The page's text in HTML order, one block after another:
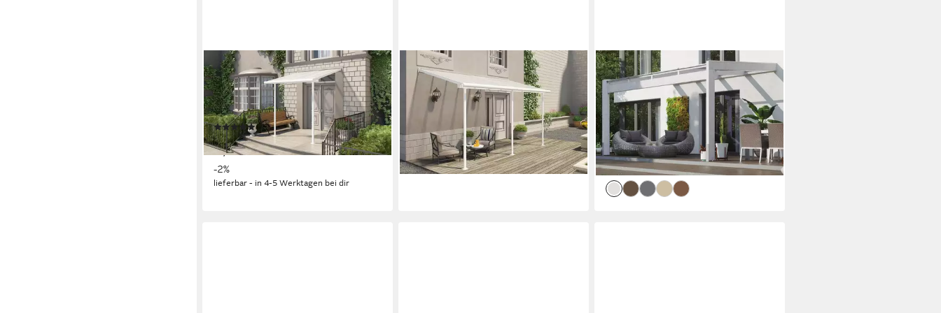
PALRAM - CANOPIA
Terrassendach, BxT: 230x230 cm,
Bedachung Dachplatten, BxT:
230x230 cm
(6)
683,95 € UVP 699,00 €
19,86 €mtl. in 48 Raten
-2%
lieferbar - in 4-5 Werktagen bei dir
PALRAM - CANOPIA
Terrassendach, BxT: 447x230 cm,
Bedachung Dachplatten
1.367,75 €
UVP
1.399,00 €
mtl. in 48 Raten
-2%
lieferbar - in 4-5 Werktagen bei dir
SKANHOLZ
Terrassendach Novara, BxT:
450x359 cm, Bedachung
Doppelstegplatten, BxT: 450x359 cm
3.587,69 €
UVP3.889,00 €
104,16 €mtl. in 48 Raten
-8%
lieferbar in 6 Wochen